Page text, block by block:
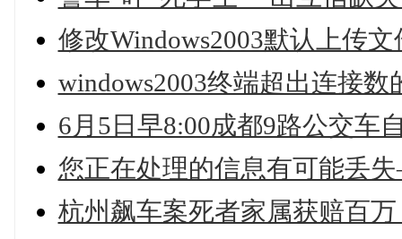
修改Windows2003默认上传
windows2003终端超出连接数
6月5日早8:00成都9路公交车
您正在处理的信息有可能丢
杭州飙车案死者家属获赔百